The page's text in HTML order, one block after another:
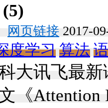
网页链接 2017-
度学习 算法
科大讯飞最
《